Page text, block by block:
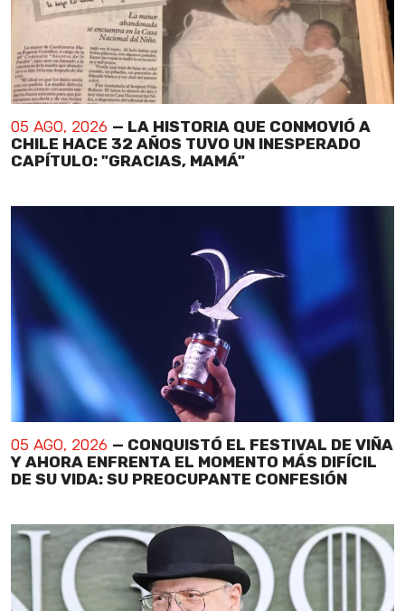
05 AGO, 2026 — LA HISTORIA QUE CONMOVIÓ A
CHILE HACE 32 AÑOS TUVO UN INESPERADO
CAPÍTULO: "GRACIAS, MAMÁ"
05 AGO, 2026 — CONQUISTÓ EL FESTIVAL DE VIÑA
Y AHORA ENFRENTA EL MOMENTO MÁS DIFÍCIL
DE SU VIDA: SU PREOCUPANTE CONFESIÓN